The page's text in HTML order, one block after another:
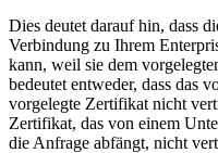
Dies deutet darauf hin, dass
Verbindung zu Ihrem
kann, weil sie dem
bedeutet entweder, dass das
vorgelegte Zertifikat nicht
Zertifikat, das von einem
die Anfrage abfängt, nicht